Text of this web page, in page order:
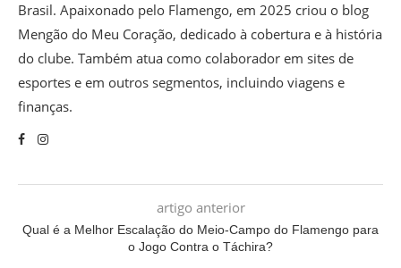
Brasil. Apaixonado pelo Flamengo, em 2025 criou o blog
Mengão do Meu Coração, dedicado à cobertura e à história
do clube. Também atua como colaborador em sites de
esportes e em outros segmentos, incluindo viagens e
finanças.
artigo anterior
Qual é a Melhor Escalação do Meio-Campo do Flamengo para
o Jogo Contra o Táchira?